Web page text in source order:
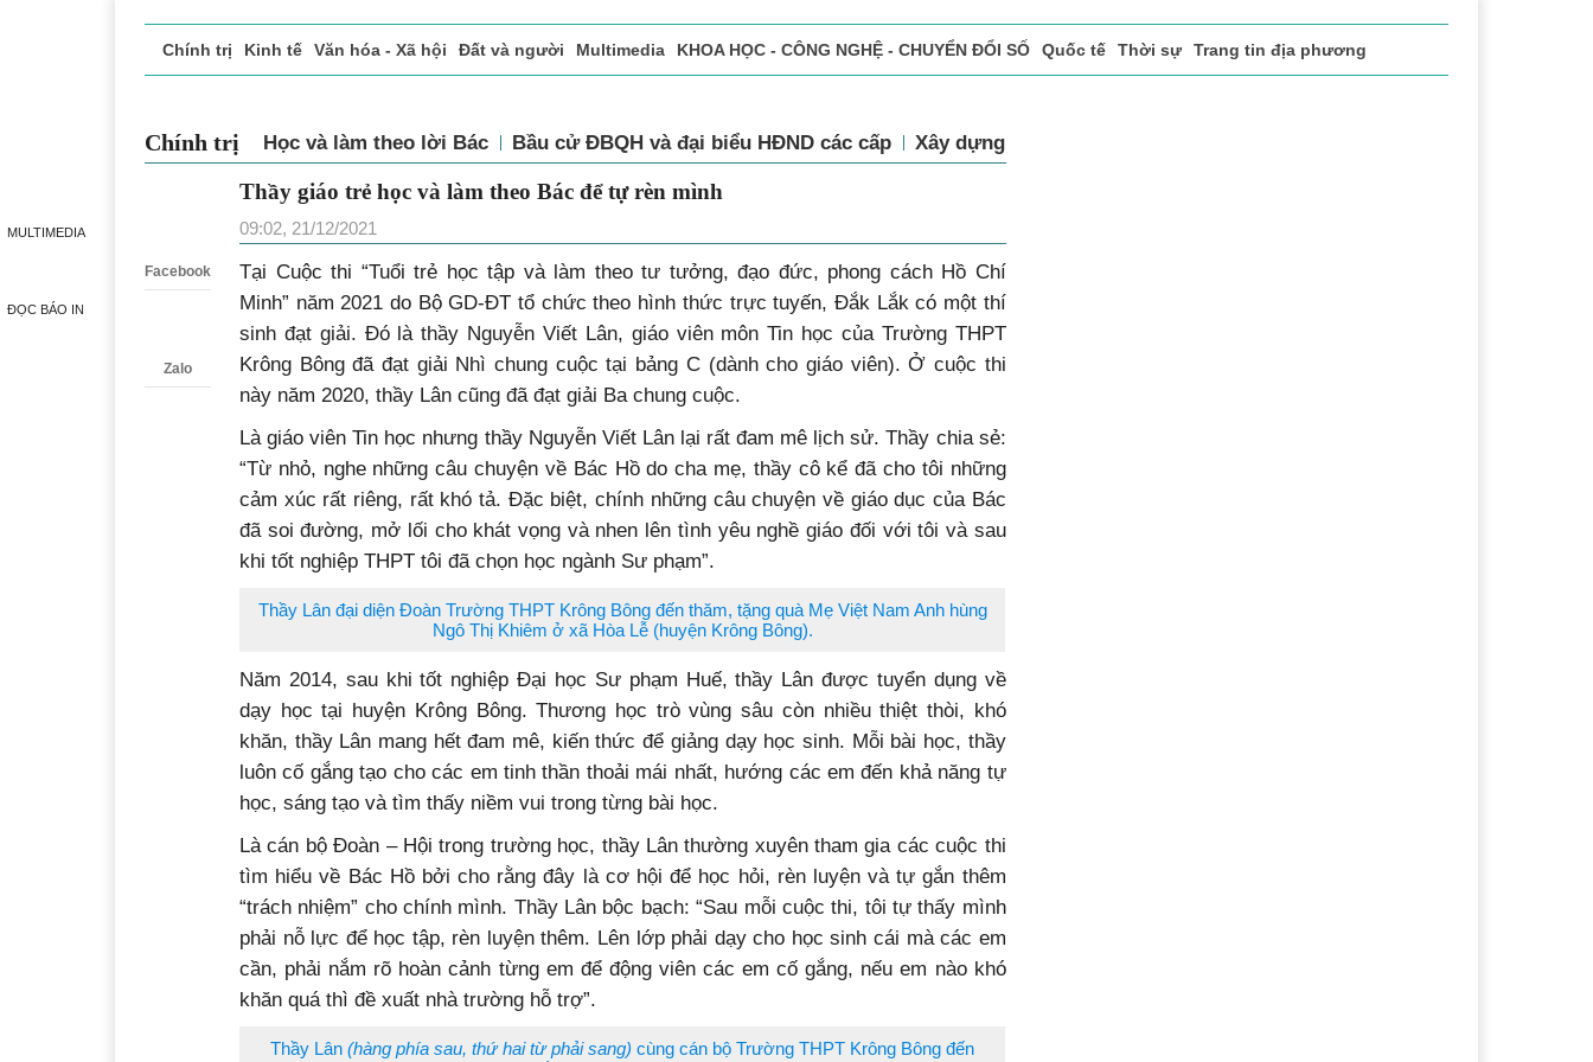
MULTIMEDIA
ĐỌC BÁO IN
Chính trị Kinh tế Văn hóa - Xã hội Đất và người Multimedia KHOA HỌC - CÔNG NGHỆ - CHUYỂN ĐỔI SỐ Quốc tế Thời sự Trang tin địa phương
Chính trị Học và làm theo lời Bác Bầu cử ĐBQH và đại biểu HĐND các cấp Xây dựng Đảng
Facebook
Zalo
Thầy giáo trẻ học và làm theo Bác để tự rèn mình
09:02, 21/12/2021
Tại Cuộc thi “Tuổi trẻ học tập và làm theo tư tưởng, đạo đức, phong cách Hồ Chí
Minh” năm 2021 do Bộ GD-ĐT tổ chức theo hình thức trực tuyến, Đắk Lắk có một thí
sinh đạt giải. Đó là thầy Nguyễn Viết Lân, giáo viên môn Tin học của Trường THPT
Krông Bông đã đạt giải Nhì chung cuộc tại bảng C (dành cho giáo viên). Ở cuộc thi
này năm 2020, thầy Lân cũng đã đạt giải Ba chung cuộc.
Là giáo viên Tin học nhưng thầy Nguyễn Viết Lân lại rất đam mê lịch sử. Thầy chia sẻ:
“Từ nhỏ, nghe những câu chuyện về Bác Hồ do cha mẹ, thầy cô kể đã cho tôi những
cảm xúc rất riêng, rất khó tả. Đặc biệt, chính những câu chuyện về giáo dục của Bác
đã soi đường, mở lối cho khát vọng và nhen lên tình yêu nghề giáo đối với tôi và sau
khi tốt nghiệp THPT tôi đã chọn học ngành Sư phạm”.
Thầy Lân đại diện Đoàn Trường THPT Krông Bông đến thăm, tặng quà Mẹ Việt Nam Anh hùng
Ngô Thị Khiêm ở xã Hòa Lễ (huyện Krông Bông).
Năm 2014, sau khi tốt nghiệp Đại học Sư phạm Huế, thầy Lân được tuyển dụng về
dạy học tại huyện Krông Bông. Thương học trò vùng sâu còn nhiều thiệt thòi, khó
khăn, thầy Lân mang hết đam mê, kiến thức để giảng dạy học sinh. Mỗi bài học, thầy
luôn cố gắng tạo cho các em tinh thần thoải mái nhất, hướng các em đến khả năng tự
học, sáng tạo và tìm thấy niềm vui trong từng bài học.
Là cán bộ Đoàn – Hội trong trường học, thầy Lân thường xuyên tham gia các cuộc thi
tìm hiểu về Bác Hồ bởi cho rằng đây là cơ hội để học hỏi, rèn luyện và tự gắn thêm
“trách nhiệm” cho chính mình. Thầy Lân bộc bạch: “Sau mỗi cuộc thi, tôi tự thấy mình
phải nỗ lực để học tập, rèn luyện thêm. Lên lớp phải dạy cho học sinh cái mà các em
cần, phải nắm rõ hoàn cảnh từng em để động viên các em cố gắng, nếu em nào khó
khăn quá thì đề xuất nhà trường hỗ trợ”.
Thầy Lân(hàng phía sau, thứ hai từ phải sang) cùng cán bộ Trường THPT Krông Bông đến